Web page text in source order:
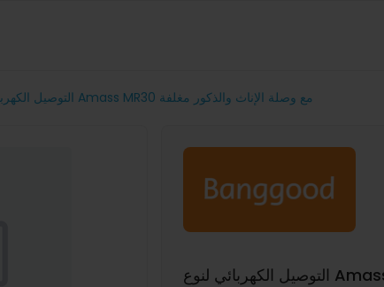
التوصيل الكهربائي لنوع Amass MR30 مع وصلة الإناث والذكور مغلفة